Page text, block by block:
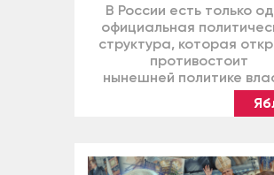
В России есть только
официальная
структура, которая
противостоит
нынешней политике